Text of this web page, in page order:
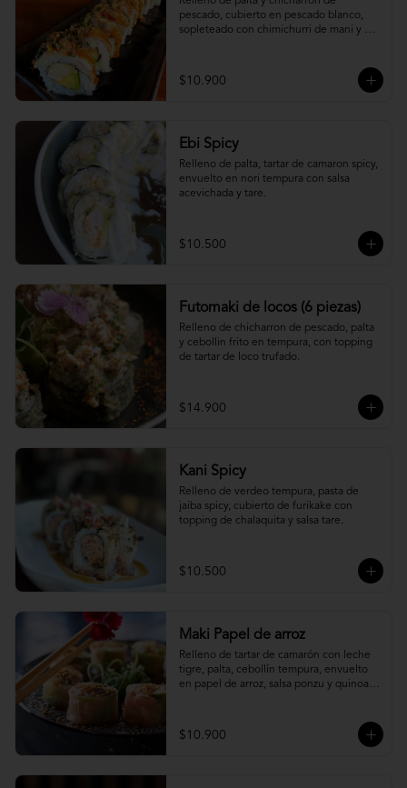
pescado, cubierto en pescado blanco,
sopleteado con chimichurri de mani y
$10.900
Ebi Spicy
Relleno de palta, tartar de camaron spicy,
envuelto en nori tempura con salsa
acevichada y tare.
$10.500
Futomaki de locos (6 piezas)
Relleno de chicharron de pescado, palta
y cebollin frito en tempura, con topping
de tartar de loco trufado.
$14.900
Kani Spicy
Relleno de verdeo tempura, pasta de
jaiba spicy, cubierto de furikake con
topping de chalaquita y salsa tare.
$10.500
Maki Papel de arroz
Relleno de tartar de camarón con leche
tigre, palta, cebollín tempura, envuelto
en papel de arroz, salsa ponzu y quinoa
$10.900